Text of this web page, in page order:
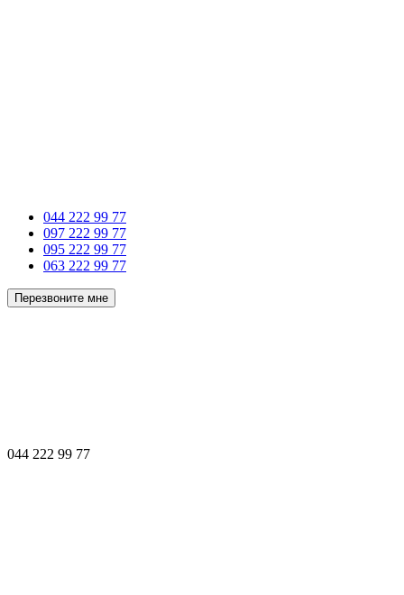
044 222 99 77
097 222 99 77
095 222 99 77
063 222 99 77
Перезвоните мне
044 222 99 77